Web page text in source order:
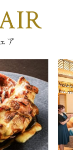
ア